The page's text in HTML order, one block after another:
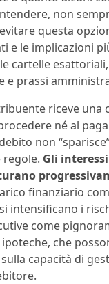
non
questa
e le implicazioni
cartelle
e prassi
riceve una
né al
non
regole. Gli
finanziario
intensificano i
come
che
capacità di